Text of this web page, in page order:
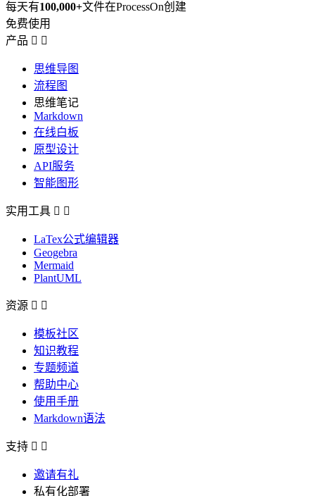
每天有100,000+文件在ProcessOn创建
免费使用
产品  
思维导图
流程图
思维笔记
Markdown
在线白板
原型设计
API服务
智能图形
实用工具  
LaTex公式编辑器
Geogebra
Mermaid
PlantUML
资源  
模板社区
知识教程
专题频道
帮助中心
使用手册
Markdown语法
支持  
邀请有礼
私有化部署